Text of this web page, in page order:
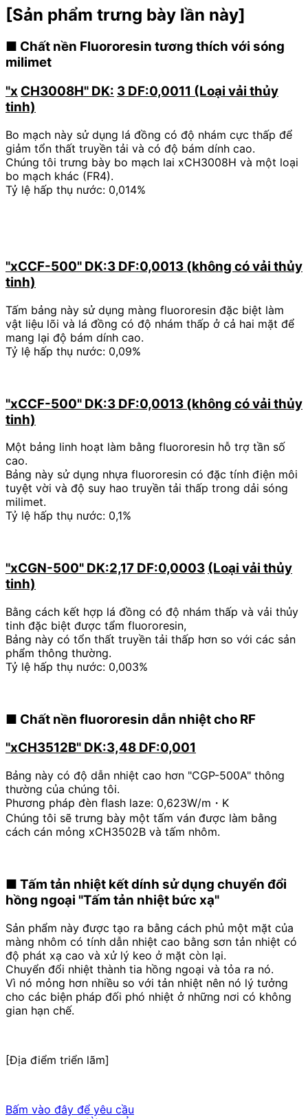
[Sản phẩm trưng bày lần này]
■ Chất nền Fluororesin tương thích với sóng
milimet
"x CH3008H" DK: 3 DF:0,0011 (Loại vải thủy
tinh)
Bo mạch này sử dụng lá đồng có độ nhám cực thấp để
giảm tổn thất truyền tải và có độ bám dính cao.
Chúng tôi trưng bày bo mạch lai xCH3008H và một loại
bo mạch khác (FR4).
Tỷ lệ hấp thụ nước: 0,014%
"xCCF-500" DK:3 DF:0,0013 (không có vải thủy
tinh)
Tấm bảng này sử dụng màng fluororesin đặc biệt làm
vật liệu lõi và lá đồng có độ nhám thấp ở cả hai mặt để
mang lại độ bám dính cao.
Tỷ lệ hấp thụ nước: 0,09%
"xCCF-500" DK:3 DF:0,0013 (không có vải thủy
tinh)
Một bảng linh hoạt làm bằng fluororesin hỗ trợ tần số
cao.
Bảng này sử dụng nhựa fluororesin có đặc tính điện môi
tuyệt vời và độ suy hao truyền tải thấp trong dải sóng
milimet.
Tỷ lệ hấp thụ nước: 0,1%
"xCGN-500" DK:2,17 DF:0,0003 (Loại vải thủy
tinh)
Bằng cách kết hợp lá đồng có độ nhám thấp và vải thủy
tinh đặc biệt được tẩm fluororesin,
Bảng này có tổn thất truyền tải thấp hơn so với các sản
phẩm thông thường.
Tỷ lệ hấp thụ nước: 0,003%
■ Chất nền fluororesin dẫn nhiệt cho RF
"xCH3512B" DK:3,48 DF:0,001
Bảng này có độ dẫn nhiệt cao hơn "CGP-500A" thông
thường của chúng tôi.
Phương pháp đèn flash laze: 0,623W/m・K
Chúng tôi sẽ trưng bày một tấm ván được làm bằng
cách cán mỏng xCH3502B và tấm nhôm.
■ Tấm tản nhiệt kết dính sử dụng chuyển đổi
hồng ngoại "Tấm tản nhiệt bức xạ"
Sản phẩm này được tạo ra bằng cách phủ một mặt của
màng nhôm có tính dẫn nhiệt cao bằng sơn tản nhiệt có
độ phát xạ cao và xử lý keo ở mặt còn lại.
Chuyển đổi nhiệt thành tia hồng ngoại và tỏa ra nó.
Vì nó mỏng hơn nhiều so với tản nhiệt nên nó lý tưởng
cho các biện pháp đối phó nhiệt ở những nơi có không
gian hạn chế.
[Địa điểm triển lãm]
Bấm vào đây để yêu cầu